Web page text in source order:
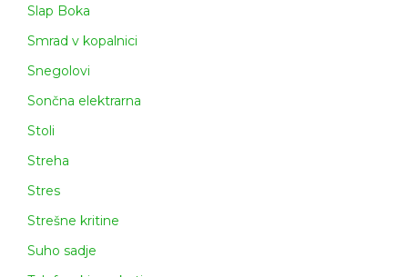
Slap Boka
Smrad v kopalnici
Snegolovi
Sončna elektrarna
Stoli
Streha
Stres
Strešne kritine
Suho sadje